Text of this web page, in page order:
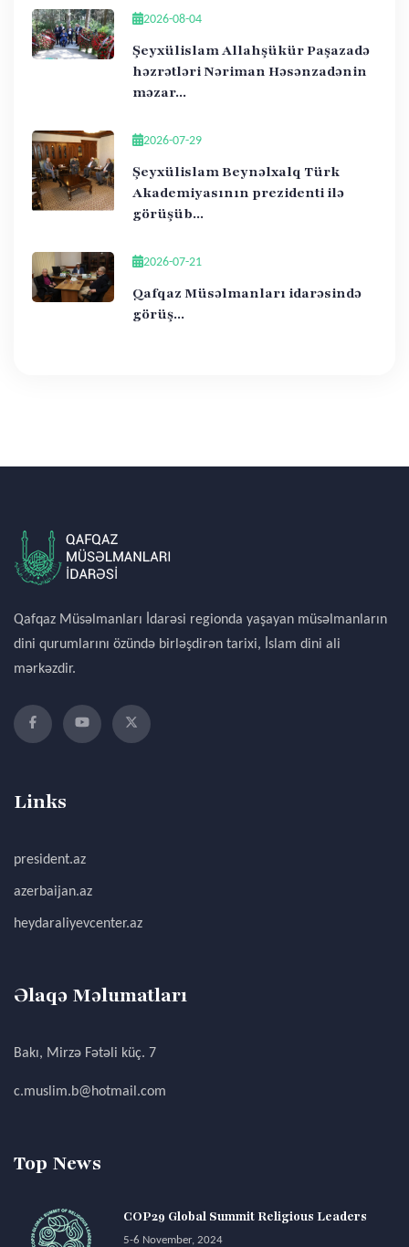
2026-08-04
Şeyxülislam Allahşükür Paşazadə
həzrətləri Nəriman Həsənzadənin
məzar...
2026-07-29
Şeyxülislam Beynəlxalq Türk
Akademiyasının prezidenti ilə
görüşüb...
2026-07-21
Qafqaz Müsəlmanları idarəsində
görüş...
Qafqaz Müsəlmanları İdarəsi regionda yaşayan müsəlmanların
dini qurumlarını özündə birləşdirən tarixi, İslam dini ali
mərkəzdir.
Links
president.az
azerbaijan.az
heydaraliyevcenter.az
Əlaqə Məlumatları
Bakı, Mirzə Fətəli küç. 7
c.muslim.b@hotmail.com
Top News
COP29 Global Summit Religious Leaders
5-6 November, 2024